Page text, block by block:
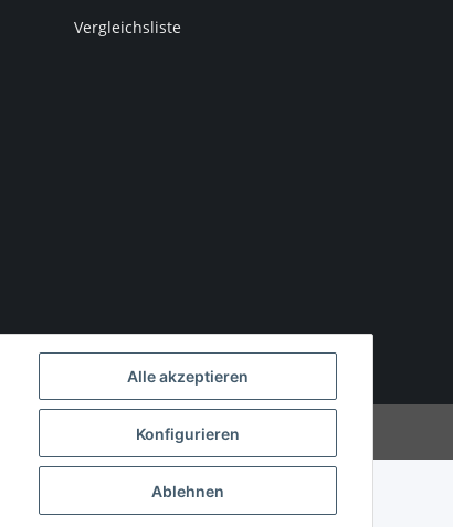
Alle akzeptieren
Konfigurieren
Ablehnen
Vergleichsliste
Powered by